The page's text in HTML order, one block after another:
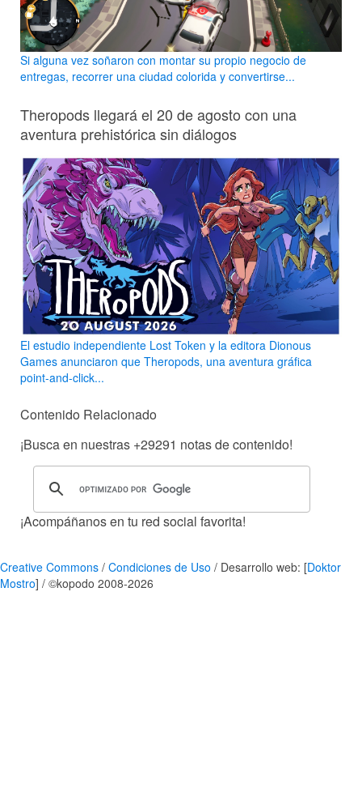
Si alguna vez soñaron con montar su propio negocio de
entregas, recorrer una ciudad colorida y convertirse...
Theropods llegará el 20 de agosto con una
aventura prehistórica sin diálogos
El estudio independiente Lost Token y la editora Dionous
Games anunciaron que Theropods, una aventura gráfica
point-and-click...
Contenido Relacionado
¡Busca en nuestras +29291 notas de contenido!
¡Acompáñanos en tu red social favorita!
Creative Commons / Condiciones de Uso / Desarrollo web: [Doktor
Mostro] / ©kopodo 2008-2026